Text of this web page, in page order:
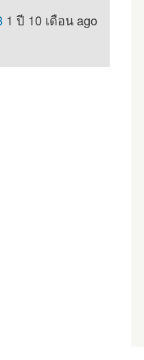
1 ปี 10 เดือน ago